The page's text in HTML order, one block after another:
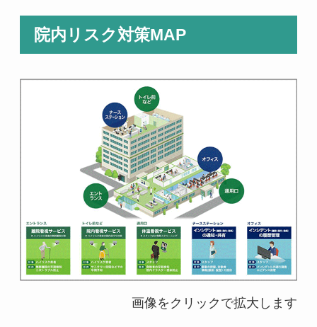
院内リスク対策MAP
画像をクリックで拡大します